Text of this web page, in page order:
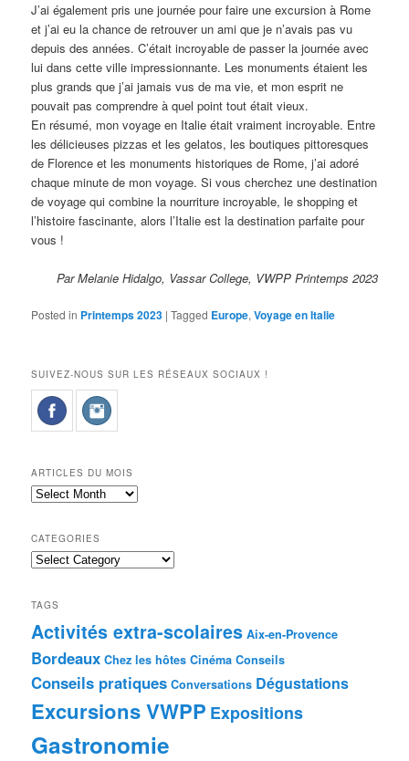
J’ai également pris une journée pour faire une excursion à Rome
et j’ai eu la chance de retrouver un ami que je n’avais pas vu
depuis des années. C’était incroyable de passer la journée avec
lui dans cette ville impressionnante. Les monuments étaient les
plus grands que j’ai jamais vus de ma vie, et mon esprit ne
pouvait pas comprendre à quel point tout était vieux.
En résumé, mon voyage en Italie était vraiment incroyable. Entre
les délicieuses pizzas et les gelatos, les boutiques pittoresques
de Florence et les monuments historiques de Rome, j’ai adoré
chaque minute de mon voyage. Si vous cherchez une destination
de voyage qui combine la nourriture incroyable, le shopping et
l’histoire fascinante, alors l’Italie est la destination parfaite pour
vous !
Par Melanie Hidalgo, Vassar College, VWPP Printemps 2023
Posted in Printemps 2023 |Tagged Europe,Voyage en Italie
SUIVEZ-NOUS SUR LES RÉSEAUX SOCIAUX !
ARTICLES DU MOIS
Articles
CATEGORIES
Categories
TAGS
Activités extra-scolaires Aix-en-Provence
Bordeaux Chez les hôtes Cinéma Conseils
Conseils pratiques Conversations Dégustations
Excursions VWPP Expositions
Gastronomie